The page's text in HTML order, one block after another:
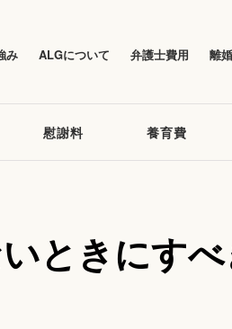
み ALGについて 弁護士費用 離
慰謝料 養育費
ときにすべ